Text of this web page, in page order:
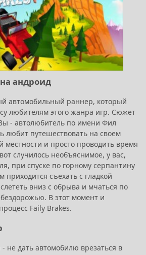
андроид
автомобильный раннер, который
любителям этого жанра игр. Сюжет
- автолюбитель по имени Фил
любит путешествовать на своем
местности и просто проводить время
случилось необъяснимое, у вас,
при спуске по горному серпантину
приходится съехать с гладкой
вниз с обрыва и мчаться по
В этот момент и
Faily Brakes.
не дать автомобилю врезаться в